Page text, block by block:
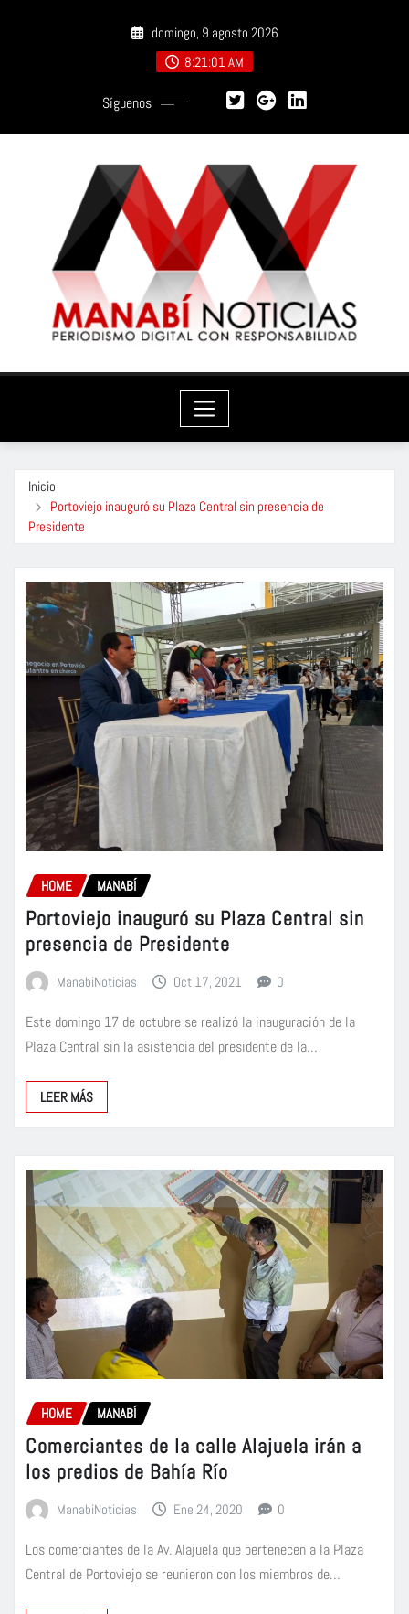
domingo, 9 agosto 2026
8:21:02 AM
Síguenos
Inicio
Portoviejo inauguró su Plaza Central sin presencia de
Presidente
HOME MANABÍ
Portoviejo inauguró su Plaza Central sin
presencia de Presidente
ManabiNoticias Oct 17, 2021 0
Este domingo 17 de octubre se realizó la inauguración de la
Plaza Central sin la asistencia del presidente de la…
LEER MÁS
HOME MANABÍ
Comerciantes de la calle Alajuela irán a
los predios de Bahía Río
ManabiNoticias Ene 24, 2020 0
Los comerciantes de la Av. Alajuela que pertenecen a la Plaza
Central de Portoviejo se reunieron con los miembros de…